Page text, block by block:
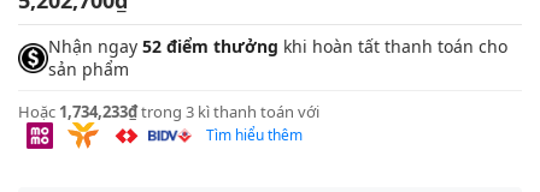
Nhận ngay 52 điểm thưởng khi hoàn tất thanh toán cho
sản phẩm
Hoặc 1,734,233₫trong 3 kì thanh toán với
Tìm hiểu thêm